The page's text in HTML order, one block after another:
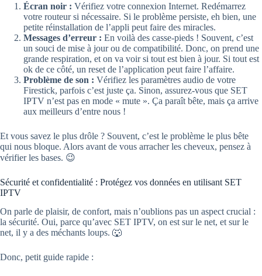
Écran noir : Vérifiez votre connexion Internet. Redémarrez
votre routeur si nécessaire. Si le problème persiste, eh bien, une
petite réinstallation de l’appli peut faire des miracles.
Messages d’erreur : En voilà des casse-pieds ! Souvent, c’est
un souci de mise à jour ou de compatibilité. Donc, on prend une
grande respiration, et on va voir si tout est bien à jour. Si tout est
ok de ce côté, un reset de l’application peut faire l’affaire.
Problème de son : Vérifiez les paramètres audio de votre
Firestick, parfois c’est juste ça. Sinon, assurez-vous que SET
IPTV n’est pas en mode « mute ». Ça paraît bête, mais ça arrive
aux meilleurs d’entre nous !
Et vous savez le plus drôle ? Souvent, c’est le problème le plus bête
qui nous bloque. Alors avant de vous arracher les cheveux, pensez à
vérifier les bases. 😉
Sécurité et confidentialité : Protégez vos données en utilisant SET
IPTV
On parle de plaisir, de confort, mais n’oublions pas un aspect crucial :
la sécurité. Oui, parce qu’avec SET IPTV, on est sur le net, et sur le
net, il y a des méchants loups. 🐺
Donc, petit guide rapide :